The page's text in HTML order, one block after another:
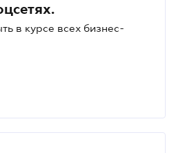
в курсе всех бизнес-